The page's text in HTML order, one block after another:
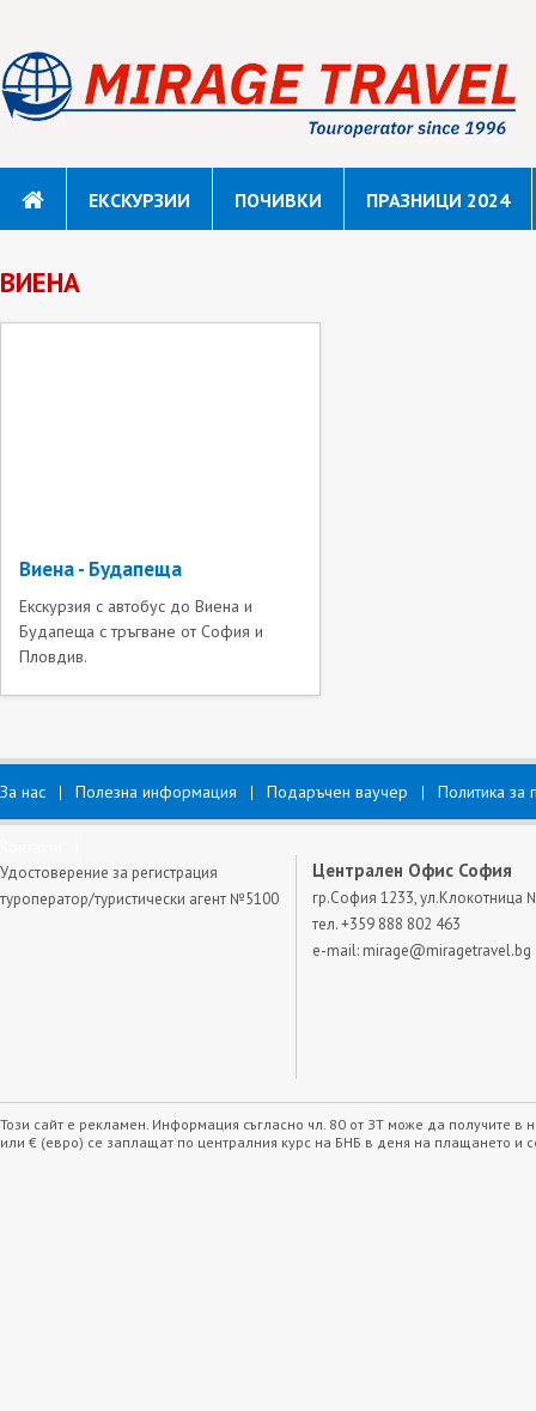
ЕКСКУРЗИИ ПОЧИВКИ ПРАЗНИЦИ 2024
ВИЕНА
Виена - Будапеща
Екскурзия с автобус до Виена и
Будапеща с тръгване от София и
Пловдив.
За нас Полезна информация Подаръчен ваучер Политика за
Удостоверение за регистрация
туроператор/туристически агент №5100
Централен Офис София
гр.София 1233, ул.Клокотница
тел. +359 888 802 463
e-mail: mirage@miragetravel.bg
Този сайт е рекламен. Информация съгласно чл. 80 от ЗТ може да получите
или € (евро) се заплащат по централния курс на БНБ в деня на плащането и